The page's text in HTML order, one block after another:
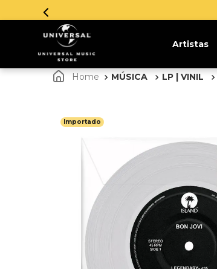
Artistas
MÚSICA LP | VINIL
Importado